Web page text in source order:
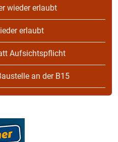
wieder erlaubt
erlaubt
Aufsichtspflicht
an der B15